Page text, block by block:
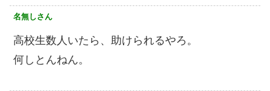
名無しさん
高校生数人いたら、助けられるやろ。
何しとんねん。